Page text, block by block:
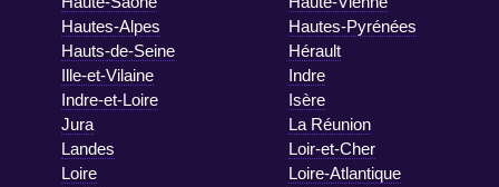
Hautes-Alpes
Hautes-Pyrénées
Hauts-de-Seine
Hérault
Ille-et-Vilaine
Indre
Indre-et-Loire
Isère
Jura
La Réunion
Landes
Loir-et-Cher
Loire
Loire-Atlantique